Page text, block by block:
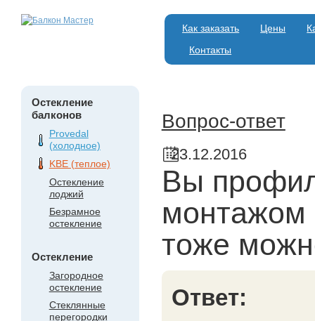
Как заказать Цены
Контакты
Остекление
балконов
Provedal
(холодное)
KBE (теплое)
Остекление
лоджий
Безрамное
остекление
Остекление
Загородное
остекление
Стеклянные
перегородки
Вопрос-ответ
23.12.2016
Вы
монтажом
тоже
Ответ: